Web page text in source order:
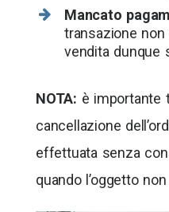
Mancato
transazione
vendita dunque
NOTA: è importante
cancellazione
effettuata senza
quando l’oggetto